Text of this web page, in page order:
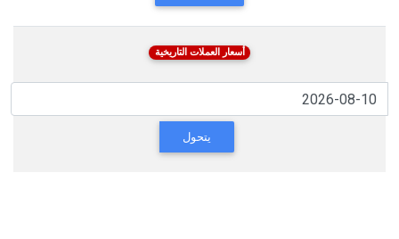
أسعار العملات التاريخية
يتحول